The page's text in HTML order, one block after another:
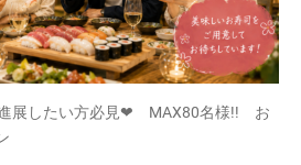
展したい方必見❤ MAX80名様!! お